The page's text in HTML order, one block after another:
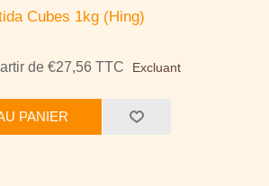
Cubes 1kg (Hing)
de €27,56 TTC
Excluant
PANIER